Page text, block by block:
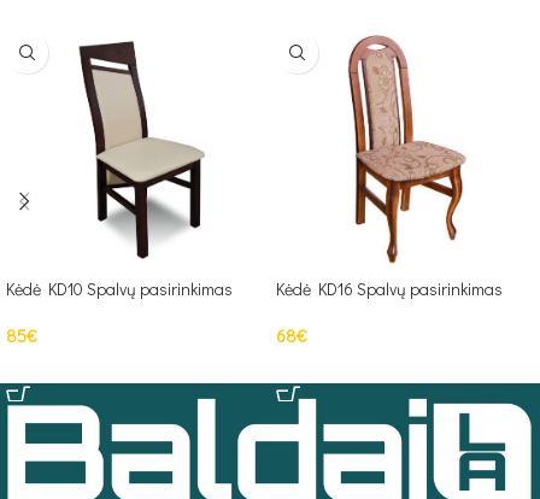
Kėdė KD10 Spalvų pasirinkimas
85€
Kėdė KD16 Spalvų pasirinkimas
68€